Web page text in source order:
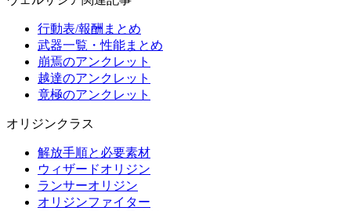
行動表/報酬まとめ
武器一覧・性能まとめ
崩焉のアンクレット
越達のアンクレット
竟極のアンクレット
オリジンクラス
解放手順と必要素材
ウィザードオリジン
ランサーオリジン
オリジンファイター